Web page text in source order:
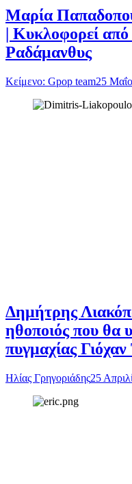
Μαρία
| Κυκλοφορεί από
Ραδάμανθυς
Κείμενο: Gpop team25
Δημήτρης
ηθοποιός που θα
πυγμαχίας
Ηλίας Γρηγοριάδης25